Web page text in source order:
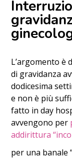
L’argomento è
di gravidanza
dodicesima
e non è più
fatto in day
avvengono per
addirittura
per una banale